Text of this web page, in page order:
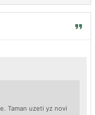
Taman uzeti yz novi